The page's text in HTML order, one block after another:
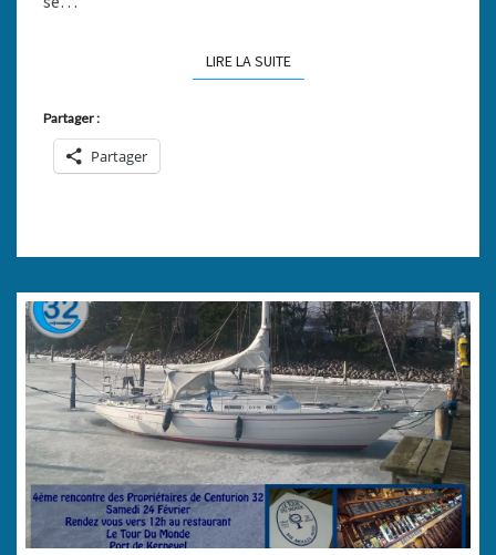
LIRE LA SUITELIRE LA SUITE
Partager :
Partager